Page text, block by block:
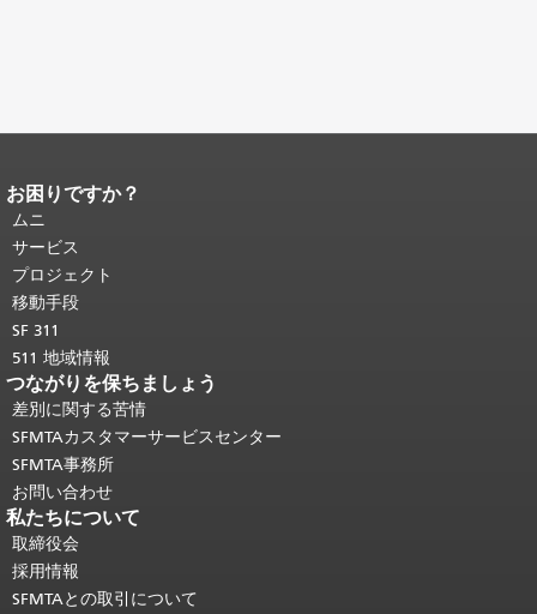
ページコンテンツの終わり。
ジの残りの部分はすべてのページで繰
り返されます。
頭に戻る。
お困りですか？
ムニ
サービス
プロジェクト
移動手段
SF 311
511 地域情報
つながりを保ちましょう
差別に関する苦情
SFMTAカスタマーサービスセンター
SFMTA事務所
お問い合わせ
私たちについて
取締役会
採用情報
SFMTAとの取引について